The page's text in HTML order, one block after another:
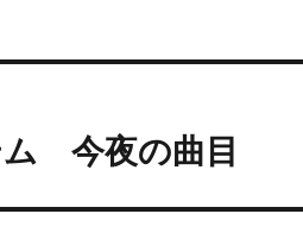
今夜の曲目